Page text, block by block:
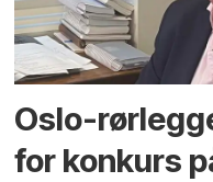
Oslo-
for konkurs